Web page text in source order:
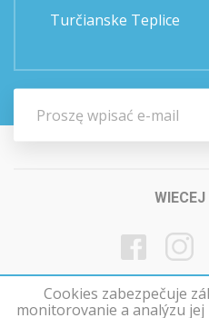
Turčianske Teplice
Cookies zabezpečuje
monitorovanie a analýzu